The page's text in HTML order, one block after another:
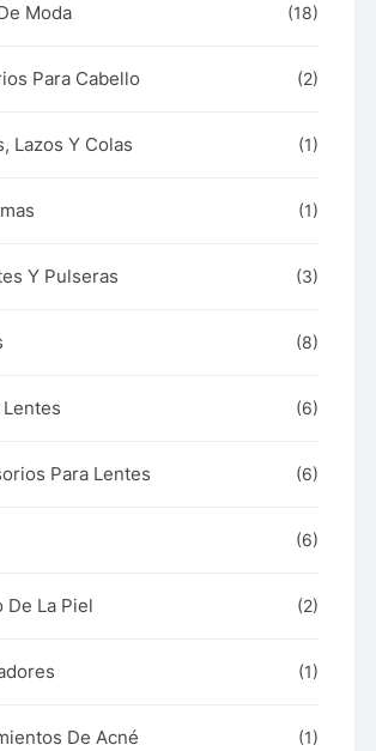
Moda (18)
Para Cabello (2)
Lazos Y Colas (1)
(1)
Y Pulseras (3)
(8)
Lentes (6)
Para Lentes (6)
(6)
De La Piel (2)
(1)
De Acné (1)